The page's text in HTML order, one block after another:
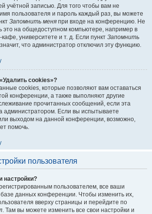
учётной записью. Для того чтобы вам не
пользователя и пароль каждый раз, вы можете
Запомнить меня при входе на конференцию. Не
это на общедоступном компьютере, например в
университете и т. д. Если пункт Запомнить
значит, что администратор отключил эту функцию.
cookies»?
cookies, которые позволяют вам оставаться
конференции, а также выполняют другие
прочитанных сообщений, если эта
администратором. Если вы испытываете
выходом на данной конференции, возможно,
помочь.
пользователя
настройки?
пользователем, все ваши
базе данных конференции. Чтобы изменить их,
вверху страницы и перейдите по
. Там вы можете изменить все свои настройки и